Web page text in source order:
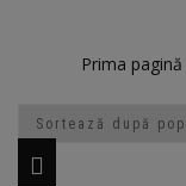
Prima pagină